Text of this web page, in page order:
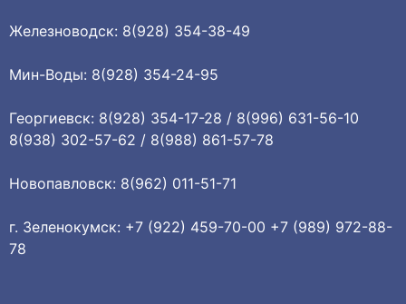
Железноводск: 8(928) 354-38-49
Мин-Воды: 8(928) 354-24-95
Георгиевск: 8(928) 354-17-28 / 8(996) 631-56-10
8(938) 302-57-62 / 8(988) 861-57-78
Новопавловск: 8(962) 011-51-71
г. Зеленокумск: +7 (922) 459-70-00 +7 (989) 972-88-
78